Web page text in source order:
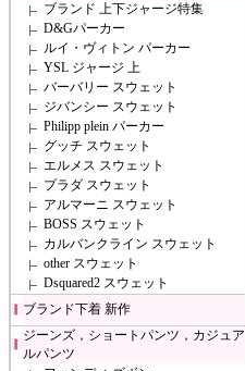
ブランド 上下ジャージ特集
D&Gパーカー
ルイ・ヴィトン パーカー
YSL ジャージ 上
バーバリー スウェット
ジバンシー スウェット
Philipp plein パーカー
グッチ スウェット
エルメス スウェット
プラダ スウェット
アルマーニ スウェット
BOSS スウェット
カルバンクライン スウェット
other スウェット
Dsquared2 スウェット
ブランド下着 新作
ジーンズ，ショートパンツ，カジュア
ルパンツ